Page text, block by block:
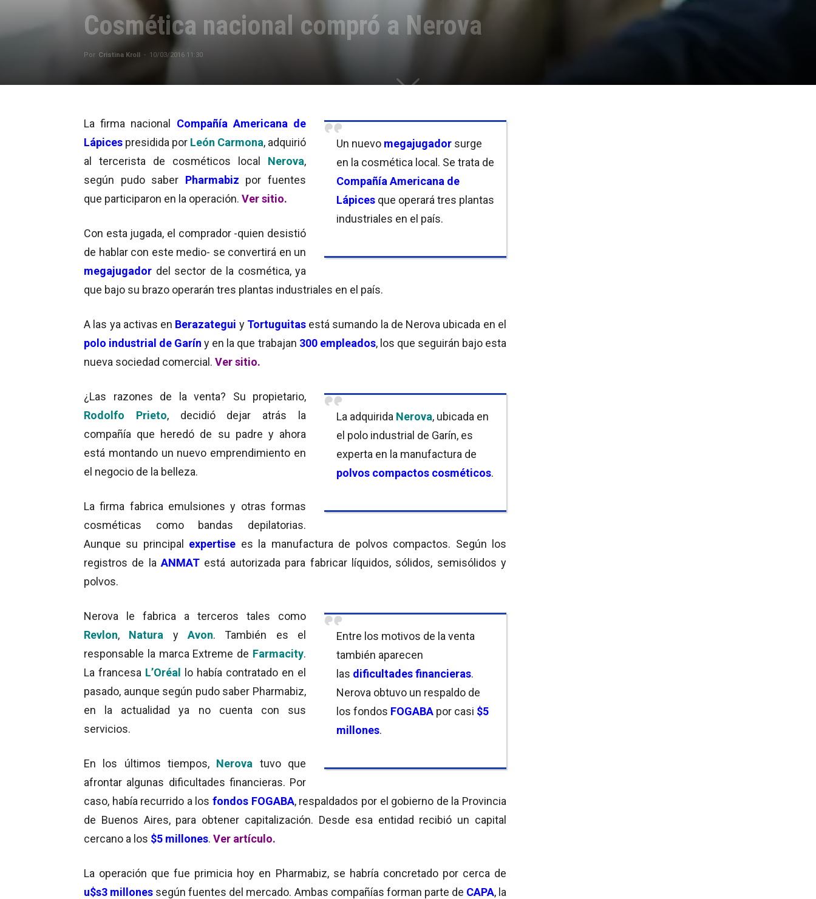
Cosmética nacional compró a Nerova
Por Cristina Kroll - 10/03/2016 11:30
Un nuevo megajugador surge
en la cosmética local. Se trata de
Compañía Americana de
Lápices que operará tres plantas
industriales en el país.
La firma nacional Compañía Americana de
Lápices presidida por León Carmona, adquirió
al tercerista de cosméticos local Nerova,
según pudo saber Pharmabiz por fuentes
que participaron en la operación. Ver sitio.
Con esta jugada, el comprador -quien desistió
de hablar con este medio- se convertirá en un
megajugador del sector de la cosmética, ya
que bajo su brazo operarán tres plantas industriales en el país.
A las ya activas en Berazategui y Tortuguitasestá sumando la de Nerova ubicada en el
polo industrial de Garíny en la que trabajan 300 empleados, los que seguirán bajo esta
nueva sociedad comercial. Ver sitio.
La adquirida Nerova, ubicada en
el polo industrial de Garín, es
experta en la manufactura de
polvos compactos cosméticos.
¿Las razones de la venta? Su propietario,
Rodolfo Prieto, decidió dejar atrás la
compañía que heredó de su padre y ahora
está montando un nuevo emprendimiento en
el negocio de la belleza.
La firma fabrica emulsiones y otras formas
cosméticas como bandas depilatorias.
Aunque su principal expertise es la manufactura de polvos compactos. Según los
registros de laANMAT está autorizada para fabricar líquidos, sólidos, semisólidos y
polvos.
Entre los motivos de la venta
también aparecen
las dificultades financieras.
Nerova obtuvo un respaldo de
los fondos FOGABA por casi $5
millones.
Nerova le fabrica a terceros tales como
Revlon, Natura yAvon. También es el
responsable la marca Extreme de Farmacity.
La francesa L’Oréal lo había contratado en el
pasado, aunque según pudo saber Pharmabiz,
en la actualidad ya no cuenta con sus
servicios.
En los últimos tiempos, Nerova tuvo que
afrontar algunas dificultades financieras. Por
caso, había recurrido a losfondos FOGABA, respaldados por el gobierno de la Provincia
de Buenos Aires, para obtener capitalización. Desde esa entidad recibió un capital
cercano a los $5 millones. Ver artículo.
La operación que fue primicia hoy en Pharmabiz, se habría concretado por cerca de
u$s3 millones según fuentes del mercado. Ambas compañías forman parte de CAPA, la